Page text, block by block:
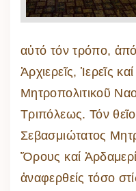
αὐτό τόν τρόπο,
Ἀρχιερεῖς, Ἱερεῖς
Μητροπολιτικοῦ
Τριπόλεως. Τόν
Σεβασμιώτατος
Ὄρους καί
ἀναφερθείς τόσο